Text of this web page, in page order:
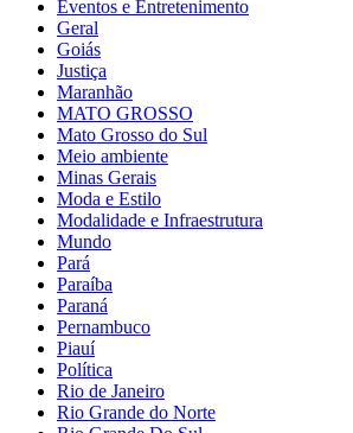
Eventos e Entretenimento
Geral
Goiás
Justiça
Maranhão
MATO GROSSO
Mato Grosso do Sul
Meio ambiente
Minas Gerais
Moda e Estilo
Modalidade e Infraestrutura
Mundo
Pará
Paraíba
Paraná
Pernambuco
Piauí
Política
Rio de Janeiro
Rio Grande do Norte